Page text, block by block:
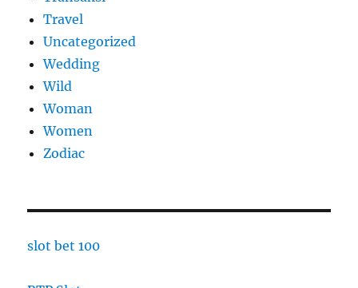
Travel
Uncategorized
Wedding
Wild
Woman
Women
Zodiac
slot bet 100